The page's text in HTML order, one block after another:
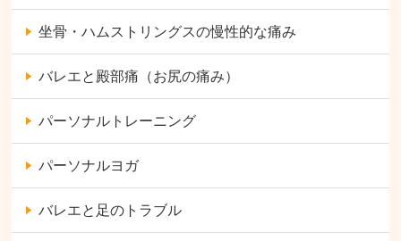
坐骨・ハムストリングスの慢性的な痛み
バレエと殿部痛（お尻の痛み）
パーソナルトレーニング
パーソナルヨガ
バレエと足のトラブル